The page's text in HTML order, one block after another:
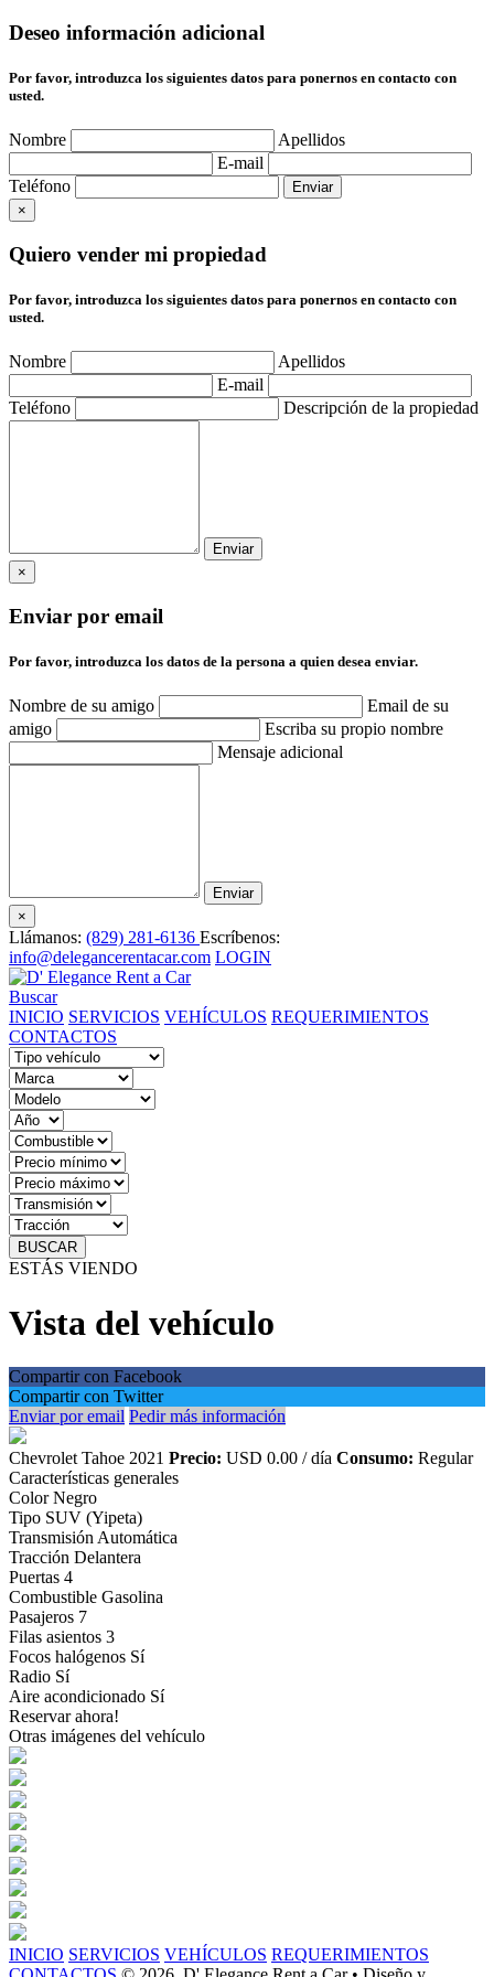
Deseo información adicional
Por favor, introduzca los siguientes datos para ponernos en contacto con
usted.
Nombre
Apellidos
E-mail
Teléfono
×
Quiero vender mi propiedad
Por favor, introduzca los siguientes datos para ponernos en contacto con
usted.
Nombre
Apellidos
E-mail
Teléfono
Descripción de la propiedad
×
Enviar por email
Por favor, introduzca los datos de la persona a quien desea enviar.
Nombre de su amigo
Email de su
amigo
Escriba su propio nombre
Mensaje adicional
×
Llámanos: (829) 281-6136 Escríbenos:
info@delegancerentacar.com LOGIN
Buscar
INICIO SERVICIOS VEHÍCULOS REQUERIMIENTOS
CONTACTOS
BUSCAR
ESTÁS VIENDO
Vista del vehículo
Compartir con Facebook
Compartir con Twitter
Enviar por email Pedir más información
Chevrolet Tahoe 2021 Precio: USD 0.00 / día Consumo: Regular
Características generales
ColorNegro
Tipo SUV (Yipeta)
Transmisión Automática
Tracción Delantera
Puertas 4
Combustible Gasolina
Pasajeros 7
Filas asientos 3
Focos halógenos Sí
Radio Sí
Aire acondicionado Sí
Reservar ahora!
Otras imágenes del vehículo
INICIO SERVICIOS VEHÍCULOS REQUERIMIENTOS